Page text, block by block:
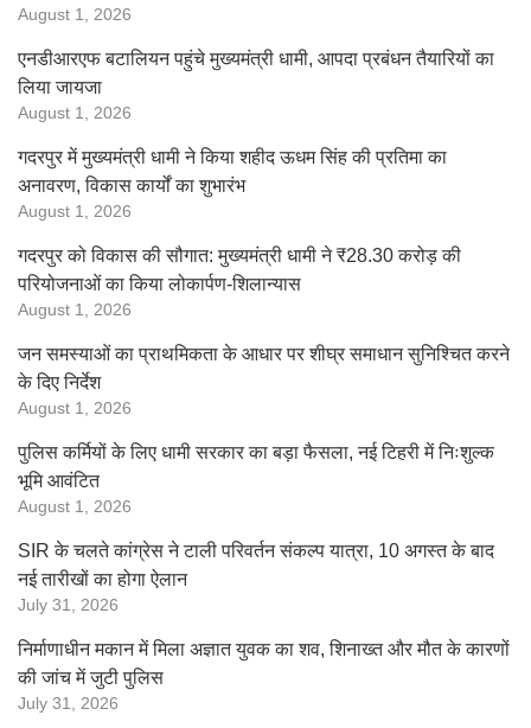
August 1, 2026
एनडीआरएफ बटालियन पहुंचे मुख्यमंत्री धामी, आपदा प्रबंधन तैयारियों का
लिया जायजा
August 1, 2026
गदरपुर में मुख्यमंत्री धामी ने किया शहीद ऊधम सिंह की प्रतिमा का
अनावरण, विकास कार्यों का शुभारंभ
August 1, 2026
गदरपुर को विकास की सौगात: मुख्यमंत्री धामी ने ₹28.30 करोड़ की
परियोजनाओं का किया लोकार्पण-शिलान्यास
August 1, 2026
जन समस्याओं का प्राथमिकता के आधार पर शीघ्र समाधान सुनिश्चित करने
के दिए निर्देश
August 1, 2026
पुलिस कर्मियों के लिए धामी सरकार का बड़ा फैसला, नई टिहरी में निःशुल्क
भूमि आवंटित
August 1, 2026
SIR के चलते कांग्रेस ने टाली परिवर्तन संकल्प यात्रा, 10 अगस्त के बाद
नई तारीखों का होगा ऐलान
July 31, 2026
निर्माणाधीन मकान में मिला अज्ञात युवक का शव, शिनाख्त और मौत के कारणों
की जांच में जुटी पुलिस
July 31, 2026